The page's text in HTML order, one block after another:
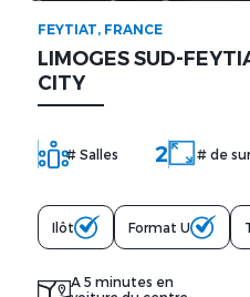
FEYTIAT, FRANCE
LIMOGES SUD-
CITY
# Salles 2 # de
Ilôt Format U
A 5 minutes en